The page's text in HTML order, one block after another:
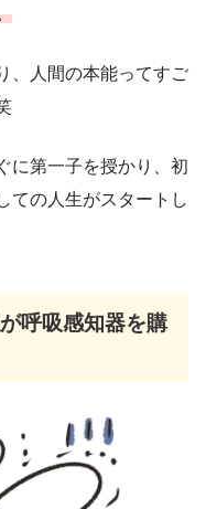
、人間の本能ってすご
に第一子を授かり、初
ての人生がスタートし
呼吸感知器を購